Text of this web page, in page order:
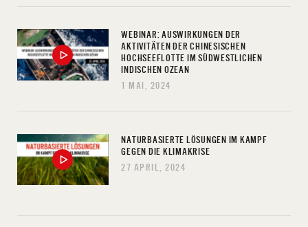
WEBINAR: AUSWIRKUNGEN DER
AKTIVITÄTEN DER CHINESISCHEN
HOCHSEEFLOTTE IM SÜDWESTLICHEN
INDISCHEN OZEAN
1 MAI, 2024
NATURBASIERTE LÖSUNGEN IM KAMPF
GEGEN DIE KLIMAKRISE
27 APRIL, 2024